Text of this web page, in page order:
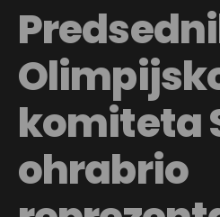
komiteta
ohrabrio